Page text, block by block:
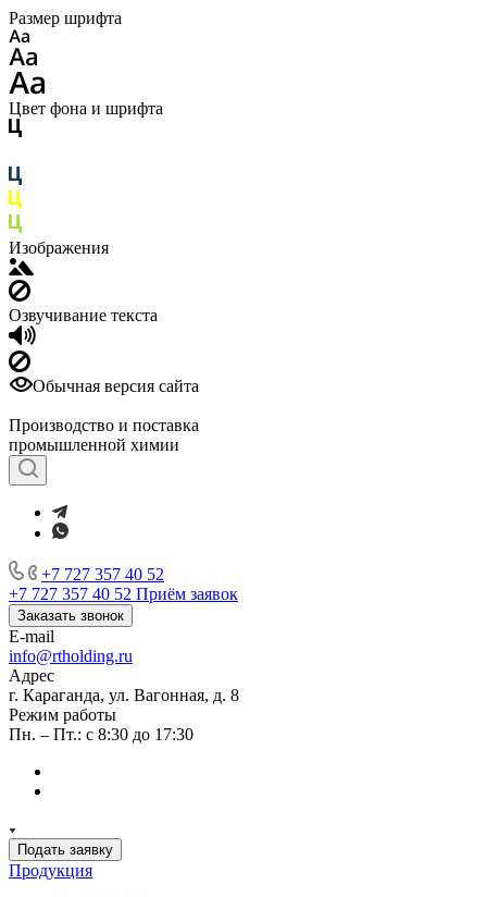
Размер шрифта
Цвет фона и шрифта
Изображения
Озвучивание текста
Обычная версия сайта
Производство и поставка
промышленной химии
+7 727 357 40 52
+7 727 357 40 52 Приём заявок
Заказать звонок
E-mail
info@rtholding.ru
Адрес
г. Караганда, ул. Вагонная, д. 8
Режим работы
Пн. – Пт.: с 8:30 до 17:30
Подать заявку
Продукция